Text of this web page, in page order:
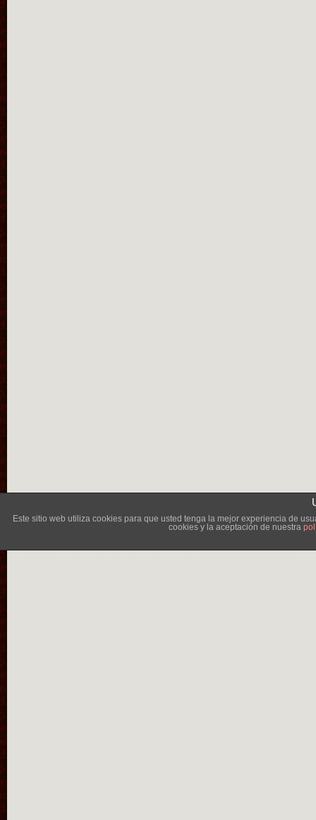
Este sitio web utiliza cookies para que usted tenga la mejor experiencia de
cookies y la aceptación de nuestra